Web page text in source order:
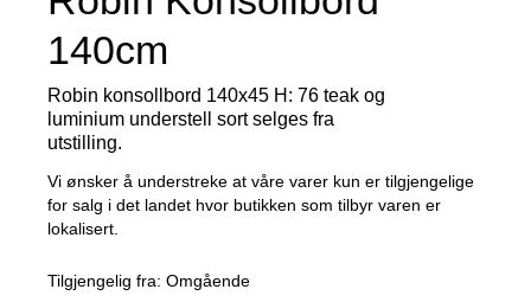
140cm
Robin konsollbord 140x45 H: 76 teak og
luminium understell sort selges fra
utstilling.
Vi ønsker å understreke at våre varer kun er tilgjengelige
for salg i det landet hvor butikken som tilbyr varen er
lokalisert.
Tilgjengelig fra: Omgående